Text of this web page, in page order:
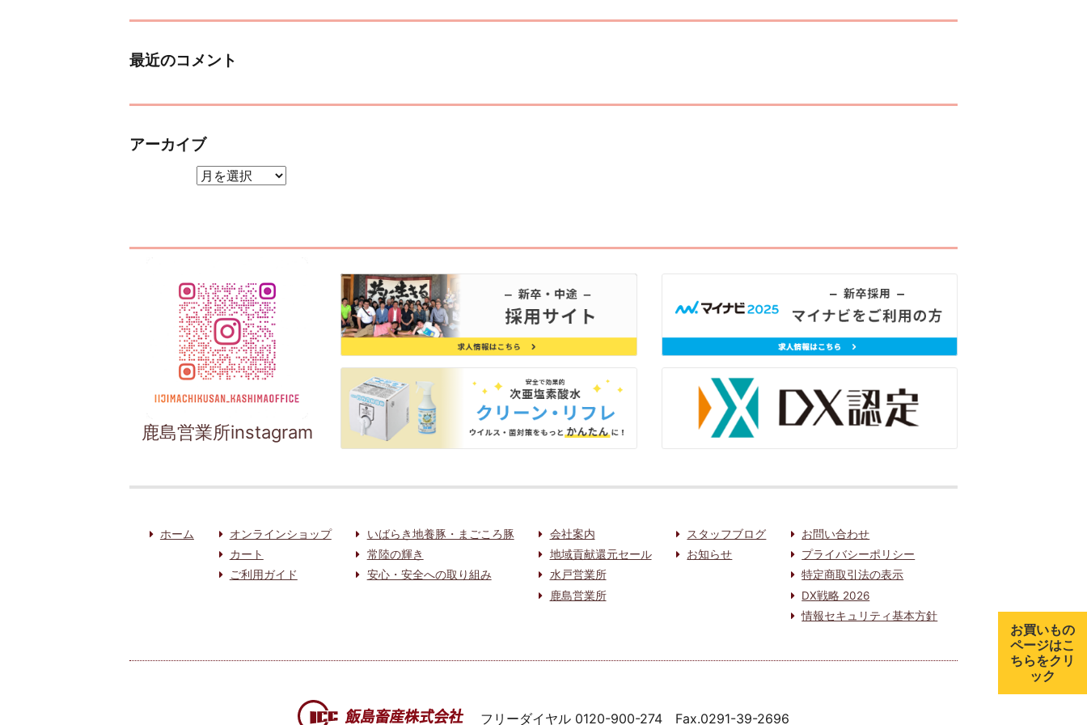
最近のコメント
アーカイブ
鹿島営業所instagram
ホーム
オンラインショップ
カート
ご利用ガイド
いばらき地養豚・まごころ豚
常陸の輝き
安心・安全への取り組み
会社案内
地域貢献還元セール
水戸営業所
鹿島営業所
スタッフブログ
お知らせ
お問い合わせ
プライバシーポリシー
特定商取引法の表示
DX戦略 2026
情報セキュリティ基本方針
フリーダイヤル 0120-900-274 Fax.0291-39-2696
お買いもの
ページはこ
ちらをクリ
ック